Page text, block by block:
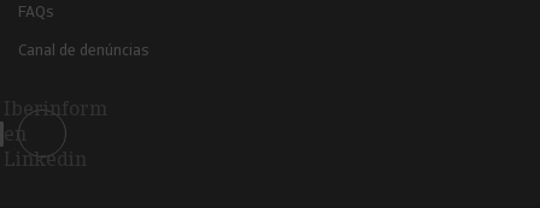
FAQs
Canal de denúncias
Iberinform
en
Linkedin